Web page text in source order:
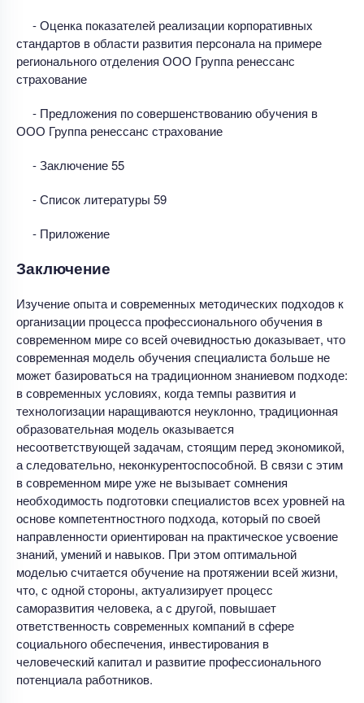
- Оценка показателей реализации корпоративных
стандартов в области развития персонала на примере
регионального отделения ООО Группа ренессанс
страхование
- Предложения по совершенствованию обучения в
ООО Группа ренессанс страхование
- Заключение 55
- Список литературы 59
- Приложение
Заключение
Изучение опыта и современных методических подходов к
организации процесса профессионального обучения в
современном мире со всей очевидностью доказывает, что
современная модель обучения специалиста больше не
может базироваться на традиционном знаниевом подходе:
в современных условиях, когда темпы развития и
технологизации наращиваются неуклонно, традиционная
образовательная модель оказывается
несоответствующей задачам, стоящим перед экономикой,
а следовательно, неконкурентоспособной. В связи с этим
в современном мире уже не вызывает сомнения
необходимость подготовки специалистов всех уровней на
основе компетентностного подхода, который по своей
направленности ориентирован на практическое усвоение
знаний, умений и навыков. При этом оптимальной
моделью считается обучение на протяжении всей жизни,
что, с одной стороны, актуализирует процесс
саморазвития человека, а с другой, повышает
ответственность современных компаний в сфере
социального обеспечения, инвестирования в
человеческий капитал и развитие профессионального
потенциала работников.